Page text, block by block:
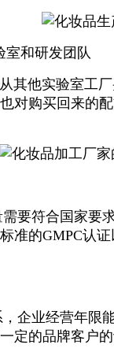
室和研发团队
他实验室工
对购买回来的
要符合国家
的GMPC认
业经营年限
定的品牌客户的